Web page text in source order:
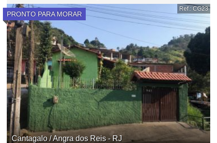
PRONTO PARA MORAR
Ref.: CG23
Cantagalo / Angra dos Reis - RJ